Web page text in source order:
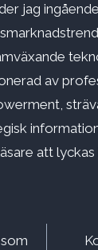
jag
av
att lyckas